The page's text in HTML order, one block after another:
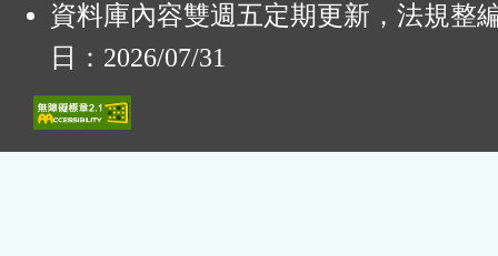
資料庫內容雙週五定期更新，法規整
日：2026/07/31